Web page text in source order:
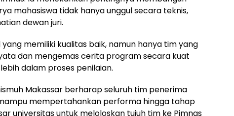
mahasiswa tidak hanya unggul secara teknis,
dewan juri.
memiliki kualitas baik, namun hanya tim yang
dan mengemas cerita program secara kuat
dalam proses penilaian.
Makassar berharap seluruh tim penerima
mempertahankan performa hingga tahap
universitas untuk meloloskan tujuh tim ke Pimnas